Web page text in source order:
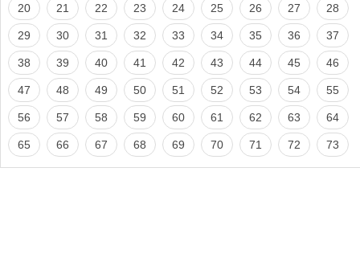
20 21 22 23 24 25 26 27 28
29 30 31 32 33 34 35 36 37
38 39 40 41 42 43 44 45 46
47 48 49 50 51 52 53 54 55
56 57 58 59 60 61 62 63 64
65 66 67 68 69 70 71 72 73